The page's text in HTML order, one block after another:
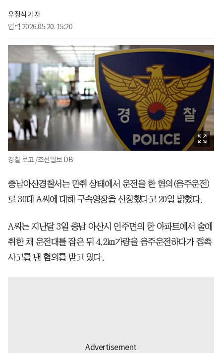
우정식 기자
입력 2026.05.20. 15:20
경찰 로고./조선일보 DB
충남아산경찰서는 만취 상태에서 운전을 한 혐의(음주운전)
로 30대 A씨에 대해 구속영장을 신청했다고 20일 밝혔다.
A씨는 지난달 3일 충남 아산시 인주면의 한 아파트에서 술에
취한 채 운전대를 잡은 뒤 4.2㎞가량을 음주운전하다가 접촉
사고를 낸 혐의를 받고 있다.